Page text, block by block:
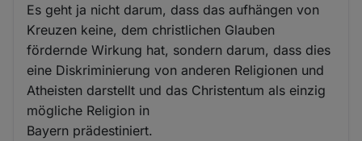
Es geht ja nicht darum, dass das aufhängen von
Kreuzen keine, dem christlichen Glauben
fördernde Wirkung hat, sondern darum, dass dies
eine Diskriminierung von anderen Religionen und
Atheisten darstellt und das Christentum als einzig
mögliche Religion in
Bayern prädestiniert.